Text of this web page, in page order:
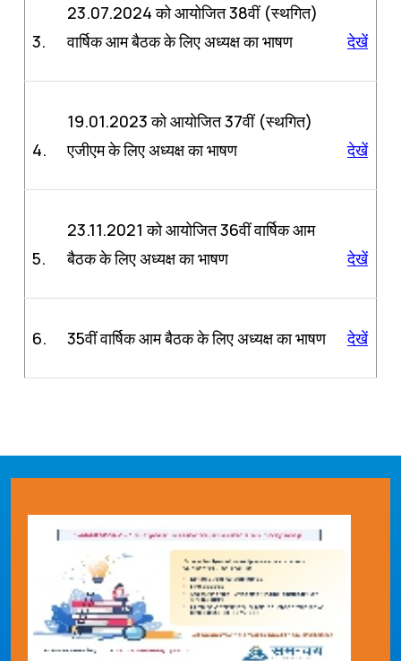
3.
23.07.2024 को आयोजित 38वीं (स्थगित)
वार्षिक आम बैठक के लिए अध्यक्ष का भाषण
देखें
4.
19.01.2023 को आयोजित 37वीं (स्थगित)
एजीएम के लिए अध्यक्ष का भाषण
देखें
5.
23.11.2021 को आयोजित 36वीं वार्षिक आम
बैठक के लिए अध्यक्ष का भाषण
देखें
6. 35वीं वार्षिक आम बैठक के लिए अध्यक्ष का भाषण देखें